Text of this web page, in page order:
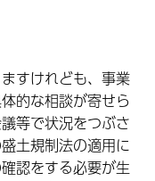
すけれども、事業
的な相談が寄せら
等で状況をつぶさ
土規制法の適用に
認をする必要が生